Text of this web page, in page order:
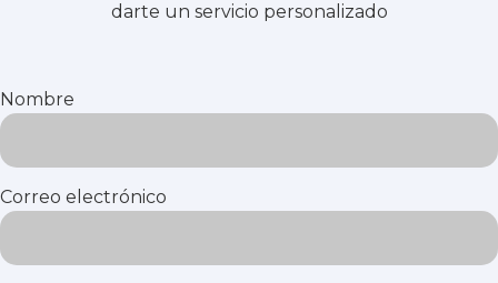
darte un servicio personalizado
Nombre
Correo electrónico